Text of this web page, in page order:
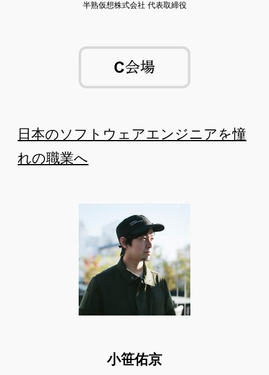
半熟仮想株式会社 代表取締役
日本のソフトウェアエンジニアを憧
れの職業へ
小笹佑京